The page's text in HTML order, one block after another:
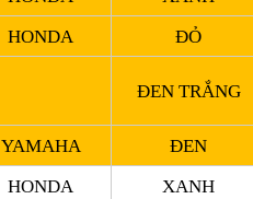
HONDA ĐỎ
ĐEN TRẮNG
YAMAHA
ĐEN
HONDA XANH